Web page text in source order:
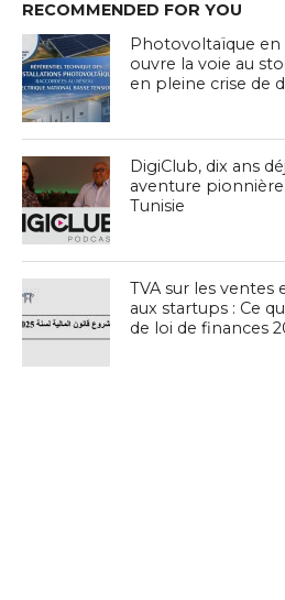
RECOMMENDED FOR YOU
Photovoltaïque en
ouvre la voie au
en pleine crise de
DigiClub, dix ans
aventure
Tunisie
TVA sur les
aux startups : Ce
de loi de finances